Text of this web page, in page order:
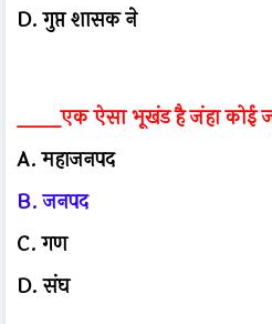
D. गुप्त शासक ने
____एक ऐसा भूखंड है जंहा कोई
A. महाजनपद
B. जनपद
C. गण
D. संघ